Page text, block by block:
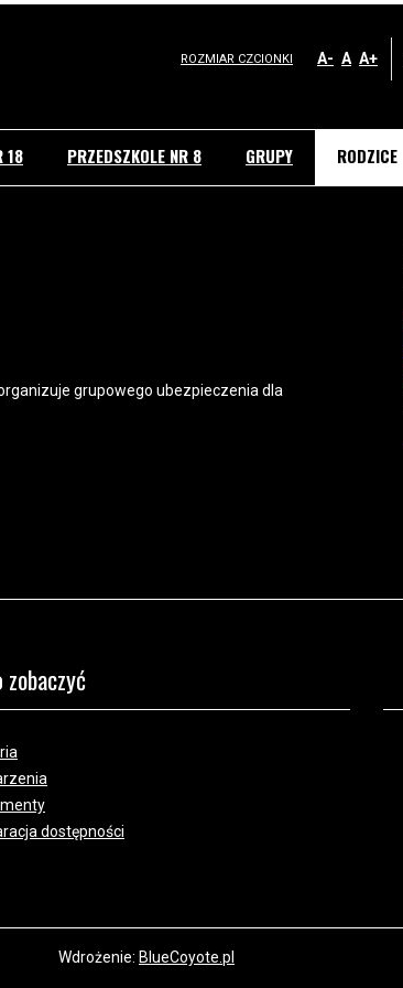
ROZMIAR CZCIONKI A- A A+
18 PRZEDSZKOLE NR 8 GRUPY RODZICE
grupowego ubezpieczenia dla
zobaczyć
dostępności
Wdrożenie: BlueCoyote.pl